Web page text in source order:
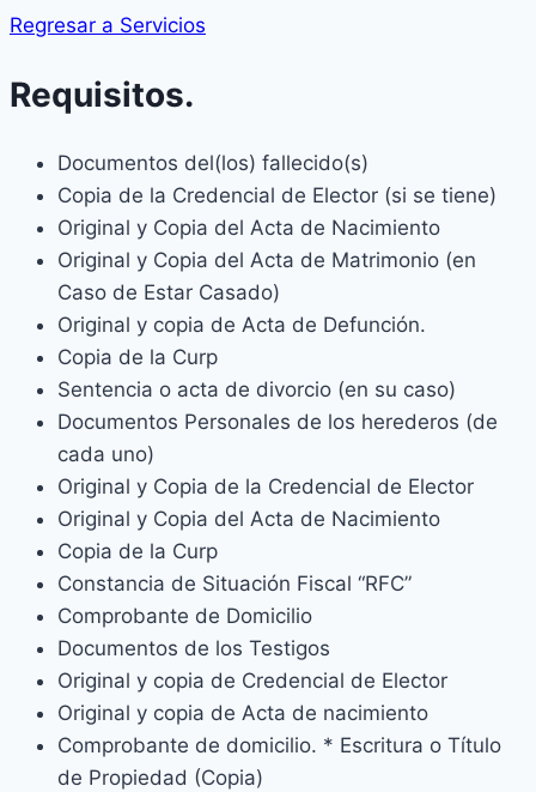
Regresar a Servicios
Requisitos.
Documentos del(los) fallecido(s)
Copia de la Credencial de Elector (si se tiene)
Original y Copia del Acta de Nacimiento
Original y Copia del Acta de Matrimonio (en
Caso de Estar Casado)
Original y copia de Acta de Defunción.
Copia de la Curp
Sentencia o acta de divorcio (en su caso)
Documentos Personales de los herederos (de
cada uno)
Original y Copia de la Credencial de Elector
Original y Copia del Acta de Nacimiento
Copia de la Curp
Constancia de Situación Fiscal “RFC”
Comprobante de Domicilio
Documentos de los Testigos
Original y copia de Credencial de Elector
Original y copia de Acta de nacimiento
Comprobante de domicilio. * Escritura o Título
de Propiedad (Copia)